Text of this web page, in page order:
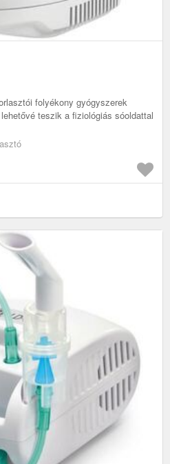
folyékony gyógyszerek
teszik a fiziológiás sóoldattal